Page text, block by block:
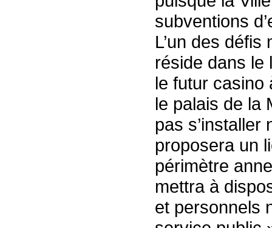
subventions
L’un des
réside dans le
le futur casino
le palais de la
pas s’installer
proposera un
périmètre
mettra à
et personnels